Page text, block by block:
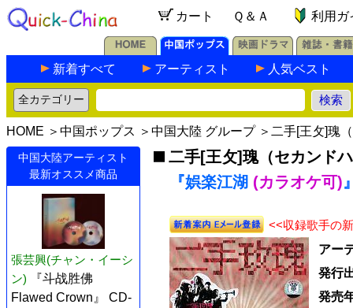
カート Ｑ＆Ａ 利用ガ
新着すべて アーティスト 人気ベスト
HOME ＞ 中国ポップス ＞ 中国大陸 グループ＞ 二手[王攵]瑰
中国大陸アーティスト
最新オススメ商品
張芸興(チャン・イーシ
ン)
『斗战胜佛
Flawed Crown』 CD-
二手[王攵]瑰（セカンド
『娯楽江湖 (カラオケ可)
<<収録歌手の
アー
発行
発売